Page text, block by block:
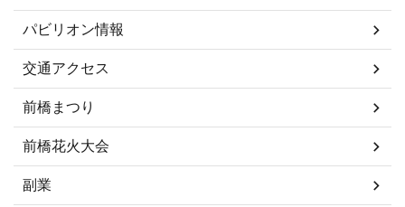
パビリオン情報
交通アクセス
前橋まつり
前橋花火大会
副業